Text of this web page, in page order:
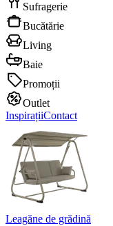
Sufragerie
Bucătărie
Living
Baie
Promoții
Outlet
InspirațiiContact
Leagăne de grădină